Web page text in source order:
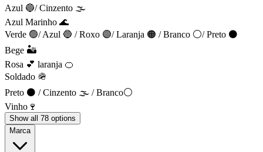
Azul 🔵/ Cinzento 🌫️
Azul Marinho 🌊
Verde 🟢/ Azul 🔵 / Roxo 🟣/ Laranja 🟠 / Branco ⚪/ Preto ⚫
Bege 🏜️
Rosa 💕 laranja 🍊
Soldado 🪖
Preto ⚫ / Cinzento 🌫️ / Branco⚪
Vinho🍷
Show all 78 options
Marca